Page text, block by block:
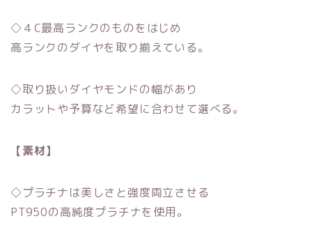
◇４C最高ランクのものをはじめ
高ランクのダイヤを取り揃えている。
◇取り扱いダイヤモンドの幅があり
カラットや予算など希望に合わせて選べる。
【素材】
◇プラチナは美しさと強度両立させる
PT950の高純度プラチナを使用。